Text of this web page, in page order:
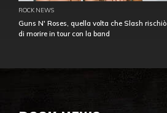
ROCK NEWS
Guns N' Roses, quella volta che Slash rischiò
di morire in tour con la band